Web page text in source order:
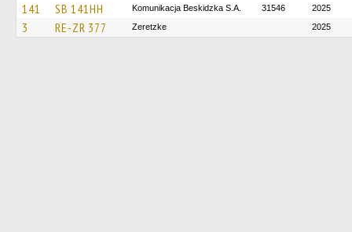
141 SB 141HH Komunikacja Beskidzka S.A. 31546 2025
3 RE-ZR 377 Zeretzke 2025